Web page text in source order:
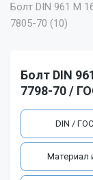
Болт DIN 961 M
7805-70 (10)
Болт DIN
7798-70 /
DIN /
Материал